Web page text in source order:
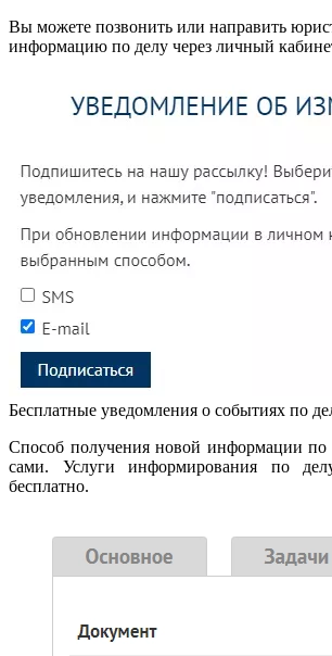
Вы можете позвонить или направить
информацию по делу через личный
Бесплатные уведомления о событиях по
Способ получения новой информации по
сами. Услуги информирования по
бесплатно.